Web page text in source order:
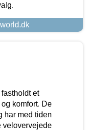
et
komfort. De
har med tiden
velovervejede